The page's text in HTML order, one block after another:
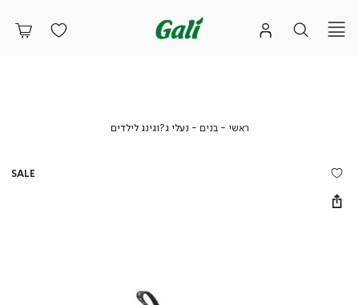
ראשי ראשיבנים בניםנעלי ג?וגינג לילדיםנעלי
SALE